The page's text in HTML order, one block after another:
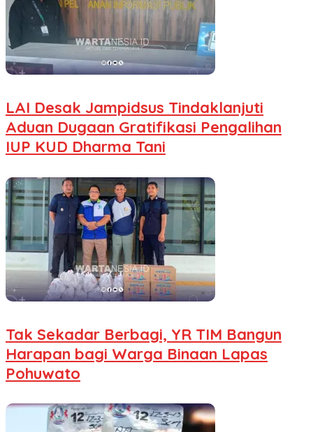
LAI Desak Jampidsus Tindaklanjuti
Aduan Dugaan Gratifikasi Pengalihan
IUP KUD Dharma Tani
Tak Sekadar Berbagi, YR TIM Bangun
Harapan bagi Warga Binaan Lapas
Pohuwato